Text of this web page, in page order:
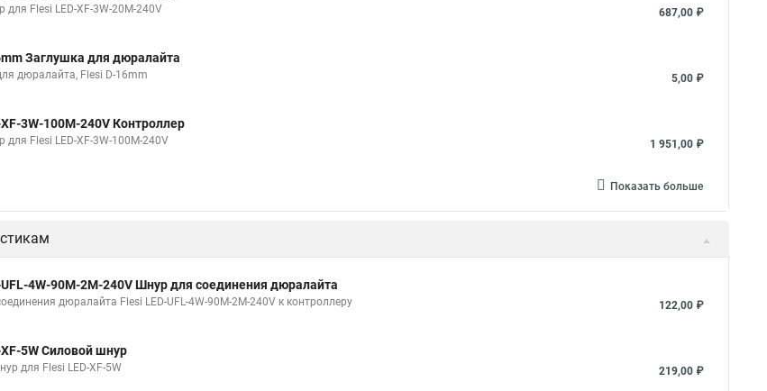
для Flesi LED-XF-3W-20М-240V 687,00 ₽
Заглушка для дюралайта
дюралайта, Flesi D-16mm 5,00 ₽
3W-100М-240V Контроллер
для Flesi LED-XF-3W-100М-240V 1 951,00 ₽
Показать больше
4W-90M-2M-240V Шнур для соединения дюралайта
дюралайта Flesi LED-UFL-4W-90M-2M-240V к контроллеру 122,00 ₽
5W Силовой шнур
для Flesi LED-XF-5W 219,00 ₽